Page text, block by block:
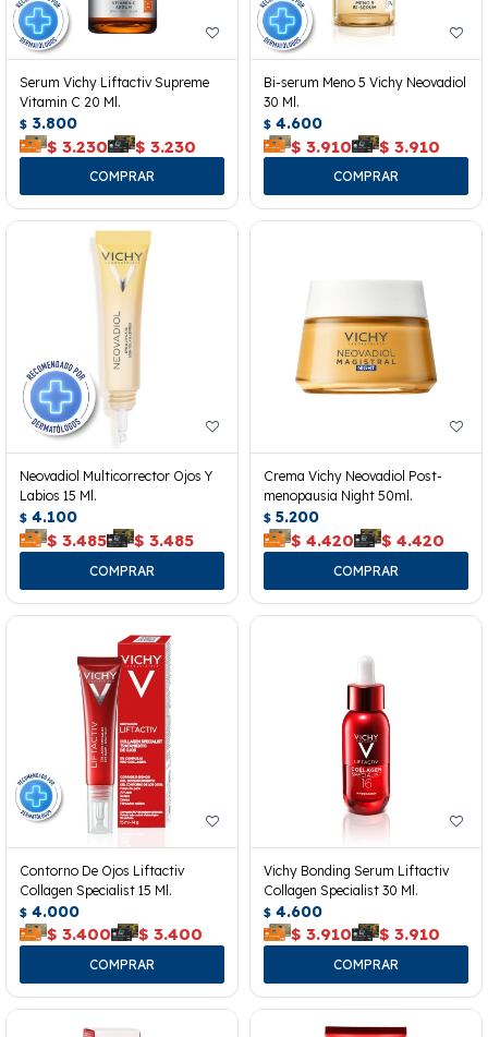
Serum Vichy Liftactiv Supreme
Vitamin C 20 Ml.
$ 3.800
$ 3.230 $ 3.230
Bi-serum Meno 5 Vichy Neovadiol
30 Ml.
$ 4.600
$ 3.910 $ 3.910
Neovadiol Multicorrector Ojos Y
Labios 15 Ml.
$ 4.100
$ 3.485 $ 3.485
Crema Vichy Neovadiol Post-
menopausia Night 50ml.
$ 5.200
$ 4.420 $ 4.420
Contorno De Ojos Liftactiv
Collagen Specialist 15 Ml.
$ 4.000
$ 3.400 $ 3.400
Vichy Bonding Serum Liftactiv
Collagen Specialist 30 Ml.
$ 4.600
$ 3.910 $ 3.910